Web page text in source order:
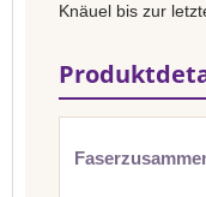
Knäuel bis zur